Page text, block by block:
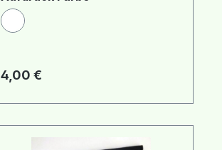
Weiß
Regulärer Preis:
4,00 €